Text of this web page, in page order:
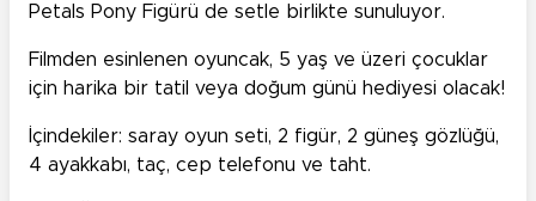
Petals Pony Figürü de setle birlikte sunuluyor.
Filmden esinlenen oyuncak, 5 yaş ve üzeri çocuklar
için harika bir tatil veya doğum günü hediyesi olacak!
İçindekiler: saray oyun seti, 2 figür, 2 güneş gözlüğü,
4 ayakkabı, taç, cep telefonu ve taht.